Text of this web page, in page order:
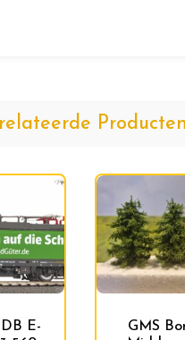
Producten
DB E-
GMS